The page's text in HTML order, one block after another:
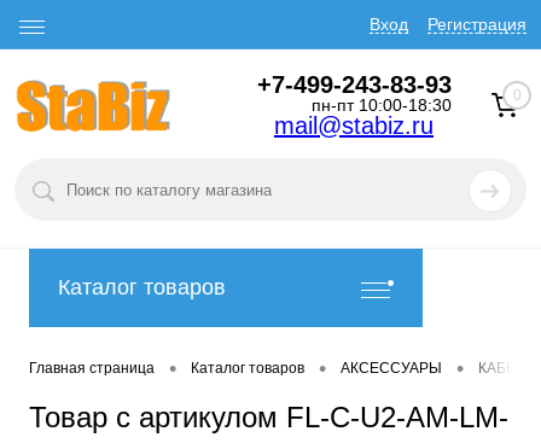
Вход Регистрация
+7-499-243-83-93
пн-пт 10:00-18:30
mail@stabiz.ru
0
Каталог товаров
Главная страница • Каталог товаров • АКСЕССУАРЫ •
Товар с артикулом FL-C-U2-AM-LM-